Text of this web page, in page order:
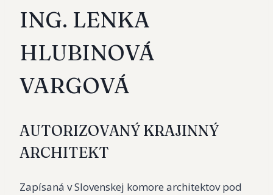
ING. LENKA
HLUBINOVÁ
VARGOVÁ
AUTORIZOVANÝ KRAJINNÝ
ARCHITEKT
Zapísaná v Slovenskej komore architektov pod